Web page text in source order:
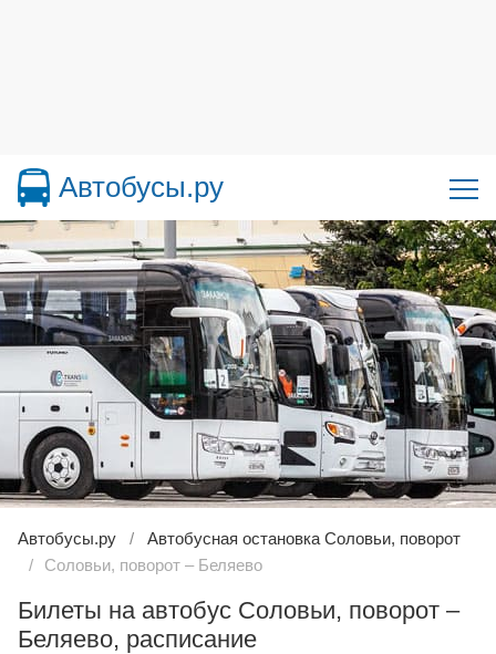
Автобусы.ру
Автобусы.ру
Автобусная остановка Соловьи, поворот
Соловьи, поворот – Беляево
Билеты на автобус Соловьи, поворот –
Беляево, расписание